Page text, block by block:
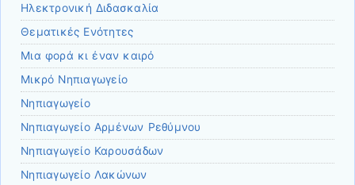
Ηλεκτρονική Διδασκαλία
Θεματικές Ενότητες
Μια φορά κι έναν καιρό
Μικρό Νηπιαγωγείο
Νηπιαγωγείο
Νηπιαγωγείο Αρμένων Ρεθύμνου
Νηπιαγωγείο Καρουσάδων
Νηπιαγωγείο Λακώνων